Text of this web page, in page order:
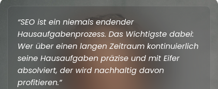
“SEO ist ein niemals endender
Hausaufgabenprozess. Das Wichtigste dabei:
Wer über einen langen Zeitraum kontinuierlich
seine Hausaufgaben präzise und mit Eifer
absolviert, der wird nachhaltig davon
profitieren.”